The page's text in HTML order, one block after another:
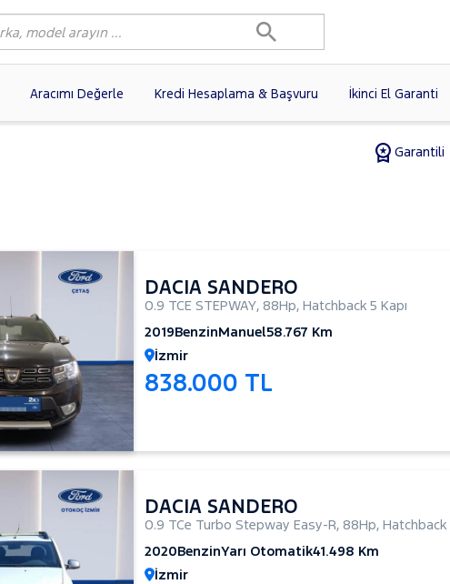
Aracımı Değerle Kredi Hesaplama & Başvuru İkinci El Garanti
Garantili
DACIA SANDERO
0.9 TCE STEPWAY, 88Hp, Hatchback 5 Kapı
2019BenzinManuel58.767 Km
İzmir
838.000 TL
DACIA SANDERO
0.9 TCe Turbo Stepway Easy-R, 88Hp, Hatchback
2020BenzinYarı Otomatik41.498 Km
İzmir